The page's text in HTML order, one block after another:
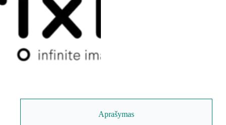
Aprašymas